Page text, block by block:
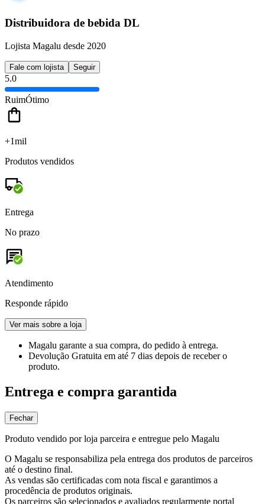
Distribuidora de bebida DL
Lojista Magalu desde 2020
Fale com lojista Seguir
5.0
RuimÓtimo
+1mil
Produtos vendidos
Entrega
No prazo
Atendimento
Responde rápido
Ver mais sobre a loja
Magalu garante a sua compra, do pedido à entrega.
Devolução Gratuita em até 7 dias depois de receber o
produto.
Entrega e compra garantida
Fechar
Produto vendido por loja parceira e entregue pelo Magalu
O Magalu se responsabiliza pela entrega dos produtos de parceiros
até o destino final.
As vendas são certificadas com nota fiscal e garantimos a
procedência de produtos originais.
Os parceiros são selecionados e avaliados regularmente portal